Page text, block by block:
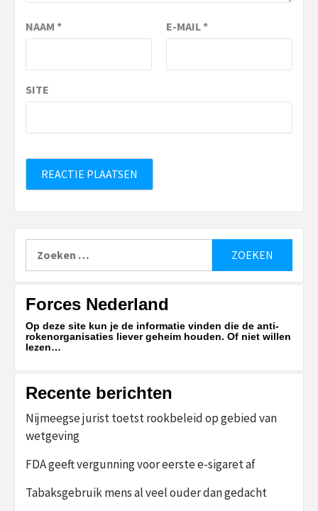
NAAM * E-MAIL*
SITE
naar:
Forces Nederland
Op deze site kun je de informatie vinden die de anti-
rokenorganisaties liever geheim houden. Of niet willen
lezen…
Recente berichten
Nijmeegse jurist toetst rookbeleid op gebied van
wetgeving
FDA geeft vergunning voor eerste e-sigaret af
Tabaksgebruik mens al veel ouder dan gedacht